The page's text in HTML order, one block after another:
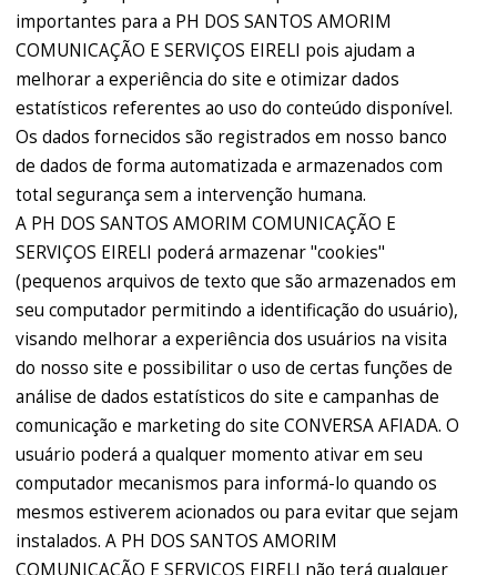
importantes para a PH DOS SANTOS AMORIM
COMUNICAÇÃO E SERVIÇOS EIRELI pois ajudam a
melhorar a experiência do site e otimizar dados
estatísticos referentes ao uso do conteúdo disponível.
Os dados fornecidos são registrados em nosso banco
de dados de forma automatizada e armazenados com
total segurança sem a intervenção humana.
A PH DOS SANTOS AMORIM COMUNICAÇÃO E
SERVIÇOS EIRELI poderá armazenar "cookies"
(pequenos arquivos de texto que são armazenados em
seu computador permitindo a identificação do usuário),
visando melhorar a experiência dos usuários na visita
do nosso site e possibilitar o uso de certas funções de
análise de dados estatísticos do site e campanhas de
comunicação e marketing do site CONVERSA AFIADA. O
usuário poderá a qualquer momento ativar em seu
computador mecanismos para informá-lo quando os
mesmos estiverem acionados ou para evitar que sejam
instalados. A PH DOS SANTOS AMORIM